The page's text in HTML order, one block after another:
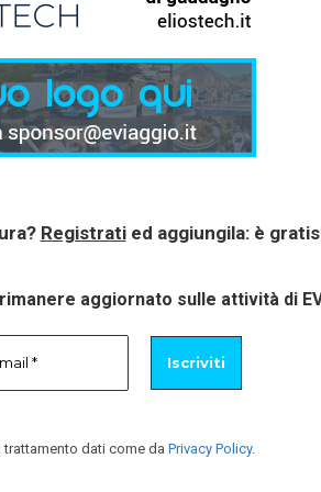
Registratied aggiungila: è
aggiornato sulle attività di
dati come da Privacy Policy.